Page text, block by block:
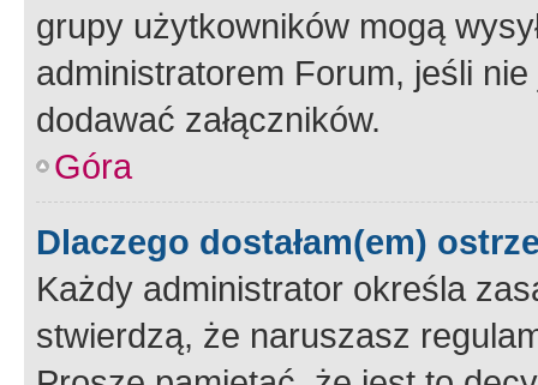
grupy użytkowników mogą
administratorem Forum, jeśli
dodawać załączników.
Góra
Dlaczego dostałam(em)
Każdy administrator określa
stwierdzą, że naruszasz